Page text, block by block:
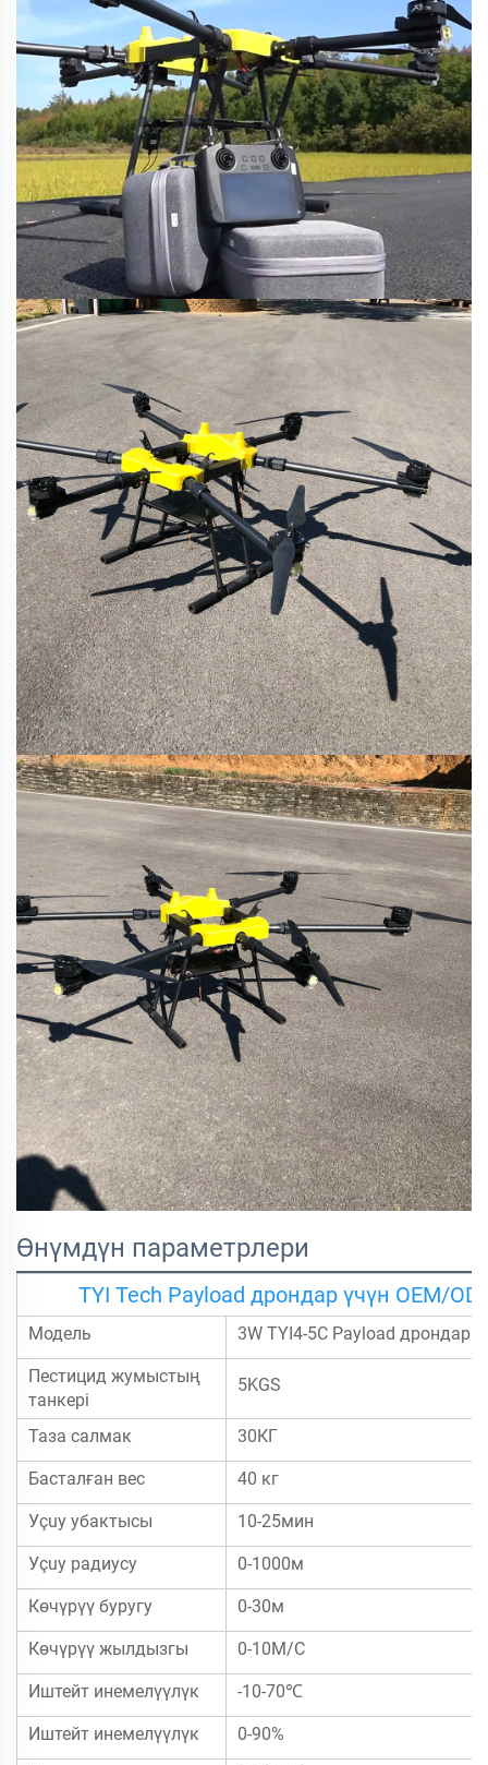
Өнүмдүн параметрлери
TYI Tech Payload дрондар үчүн OEM/
Модель 3W TYI4-5C Payload дрондар
Пестицид жумыстың
танкері
5KGS
Таза салмак 30КГ
Басталған вес 40 кг
Уçuу убактысы 10-25мин
Уçuу радиусу 0-1000м
Көчүрүү буругу 0-30м
Көчүрүү жылдызгы 0-10М/С
Иштейт инемелүүлүк -10-70℃
Иштейт инемелүүлүк 0-90%